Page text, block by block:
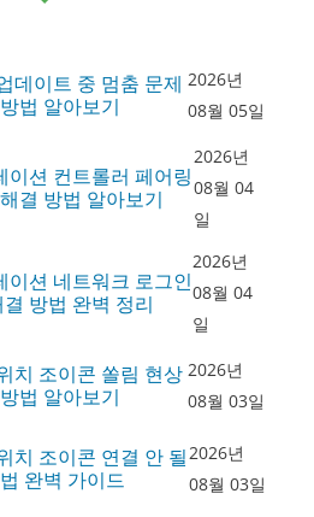
데이트 중 멈춤 문제
법 알아보기
2026년
08월 05일
이션 컨트롤러 페어링
결 방법 알아보기
2026년
08월 04
일
이션 네트워크 로그인
방법 완벽 정리
2026년
08월 04
일
치 조이콘 쏠림 현상
법 알아보기
2026년
08월 03일
치 조이콘 연결 안 될
완벽 가이드
2026년
08월 03일